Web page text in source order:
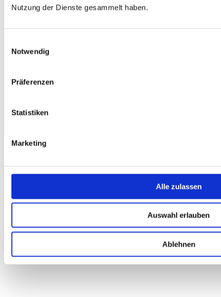
Nutzung der Dienste gesammelt haben.
Notwendig
Präferenzen
Statistiken
Marketing
Alle zulassen
Auswahl erlauben
Ablehnen
Kenntnis genommen.
Ihre Daten werden ausschließlich mit Hilfe einer
SSL-verschlüsselten Internet-Verbindung
© 2026 Notrufteam-VRK
Datenschutzerklärung
Impressum